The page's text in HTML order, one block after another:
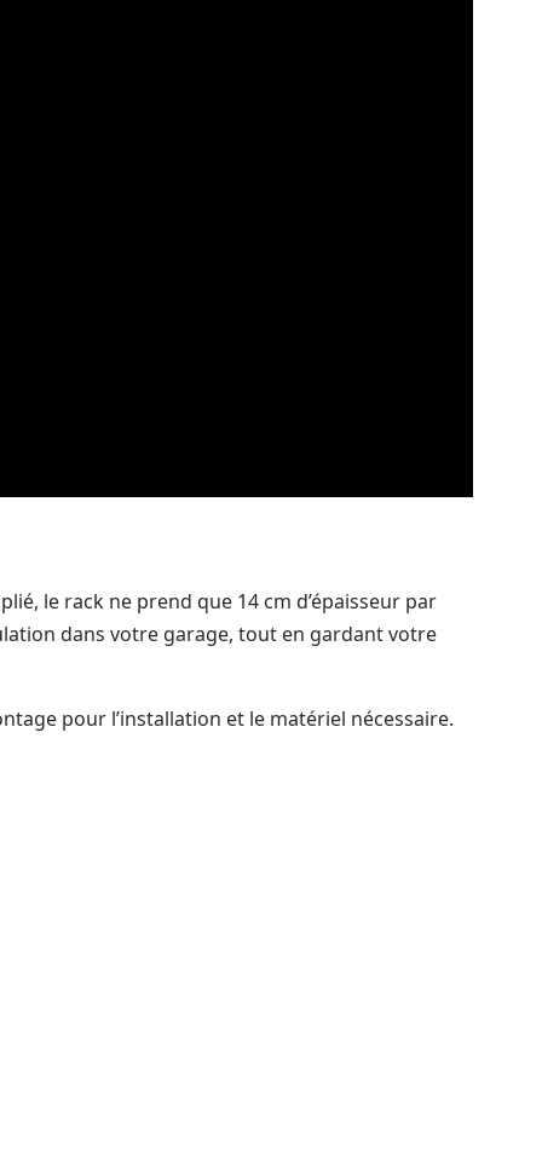
le rack ne prend que 14 cm d’épaisseur par
dans votre garage, tout en gardant votre
pour l’installation et le matériel nécessaire.